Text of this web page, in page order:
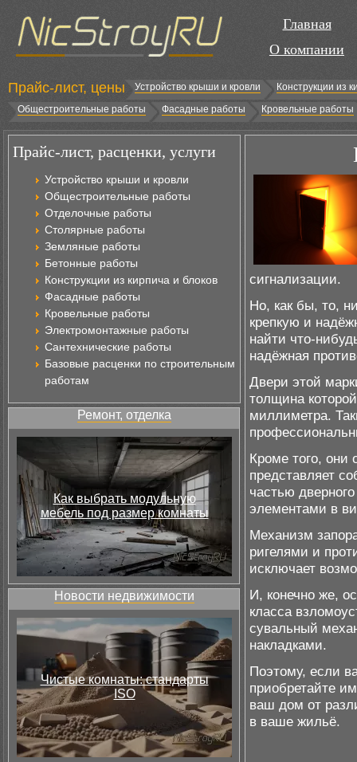
Главная
О компании
Прайс-лист, цены Устройство крыши и кровли
Конструкции из
Общестроительные работы
Фасадные работы Кровельные работы
Прайс-лист, расценки, услуги
Устройство крыши и кровли
Общестроительные работы
Отделочные работы
Столярные работы
Земляные работы
Бетонные работы
Конструкции из кирпича и блоков
Фасадные работы
Кровельные работы
Электромонтажные работы
Сантехнические работы
Базовые расценки по строительным
работам
Ремонт, отделка
Как выбрать модульную
мебель под размер комнаты
Новости недвижимости
Чистые комнаты: стандарты
ISO
сигнализации.
Но, как бы, то,
крепкую и
найти что-
надёжная
Двери этой
толщина
миллиметра.
Кроме того, они
представляет
частью
элементами в
Механизм
ригелями и
исключает
И, конечно же,
класса
сувальный
накладками.
Поэтому, если
приобретайте
ваш дом от
в ваше жильё.